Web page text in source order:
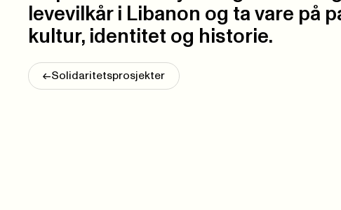
levevilkår i Libanon og ta vare på
kultur, identitet og historie.
<-Solidaritetsprosjekter